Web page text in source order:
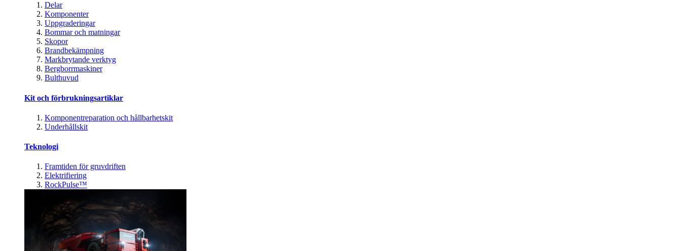
Delar
Komponenter
Uppgraderingar
Bommar och matningar
Skopor
Brandbekämpning
Markbrytande verktyg
Bergborrmaskiner
Bulthuvud
Kit och förbrukningsartiklar
Komponentreparation och hållbarhetskit
Underhållskit
Teknologi
Framtiden för gruvdriften
Elektrifiering
RockPulse™